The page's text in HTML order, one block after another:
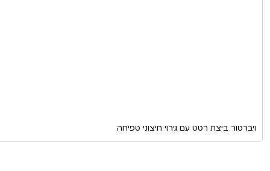
ויברטור ביצת רטט עם גירוי חיצוני טפיחה